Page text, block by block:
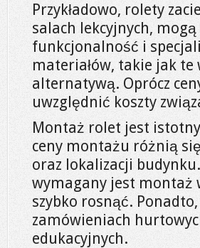
Przykładowo, rolety
salach lekcyjnych,
funkcjonalność i
materiałów, takie jak
alternatywą. Oprócz
uwzględnić koszty
Montaż rolet jest
ceny montażu różnią
oraz lokalizacji
wymagany jest montaż
szybko rosnąć.
zamówieniach
edukacyjnych.